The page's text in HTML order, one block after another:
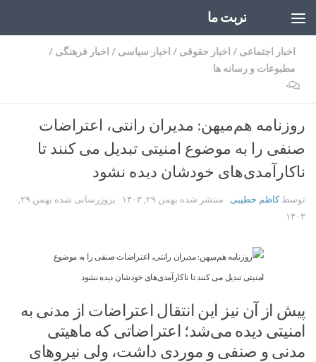
تربت ما
اخبار اجتماعی / اخبار حقوقی / اخبار سیاسی / اخبار فرهنگی /
مطبوعات و رسانه ها
۰
روزنامه هم‌میهن: مدیران رانتی، اعتراضات
صنفی را به موضوع امنیتی تبدیل می کنند تا
ناکارآمدی‌های خودشان دیده نشود
توسطکاظم خطیبی · منتشر شده بهمن ۲۹, ۱۴۰۳ · بروزرسانی شده
بهمن ۲۹,
۱۴۰۳
پیش از آن نیز این انتقال اعتراضات از مدنی به
امنیتی دیده می‌شد؛ اعتراضاتی که ماهیتی
مدنی و صنفی و موردی داشت، ولی نیروهای